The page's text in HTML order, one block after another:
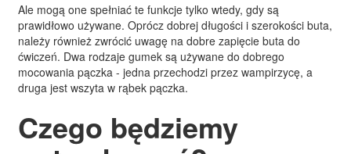
Ale mogą one spełniać te funkcje tylko wtedy, gdy są
prawidłowo używane. Oprócz dobrej długości i szerokości buta,
należy również zwrócić uwagę na dobre zapięcie buta do
ćwiczeń. Dwa rodzaje gumek są używane do dobrego
mocowania pączka - jedna przechodzi przez wampirzycę, a
druga jest wszyta w rąbek pączka.
Czego będziemy